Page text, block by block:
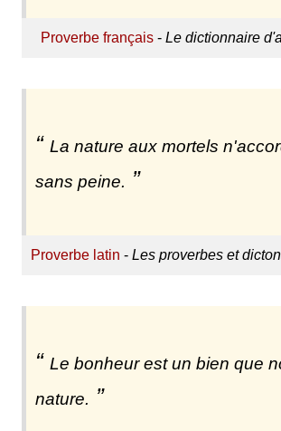
Proverbe français -Le dictionnaire
La nature aux mortels
sans peine.
Proverbe latin - Les proverbes et
Le bonheur est un bien que
nature.